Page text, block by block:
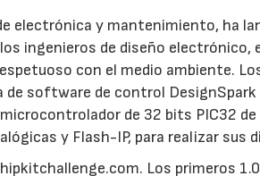
electrónica y mantenimiento, ha
ingenieros de diseño electrónico,
con el medio ambiente.
software de control DesignSpark
de 32 bits PIC32 de
y Flash-IP, para realizar sus
Los primeros